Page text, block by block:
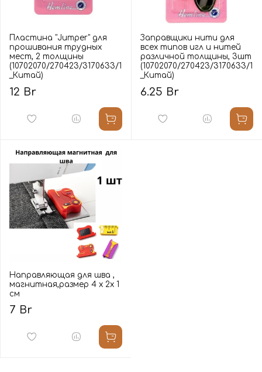
Пластина "Jumper" для
прошивания трудных
мест, 2 толщины
(10702070/270423/3170633/1
_Китай)
12 Br
Заправщики нити для
всех типов игл и нитей
различной толщины, 3шт
(10702070/270423/3170633/1
_Китай)
6.25 Br
Направляющая для шва ,
магнитная,размер 4 x 2x 1
см
7 Br